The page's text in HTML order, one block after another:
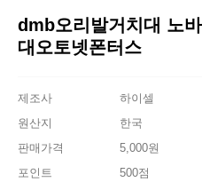
dmb오리발거치대 노
대오토넷폰터스
제조사
하이셀
원산지
한국
판매가격
5,000원
포인트
500점